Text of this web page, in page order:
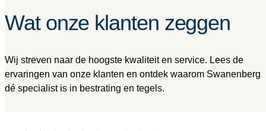
Wat onze klanten zeggen
Wij streven naar de hoogste kwaliteit en service. Lees de
ervaringen van onze klanten en ontdek waarom Swanenberg
dé specialist is in bestrating en tegels.